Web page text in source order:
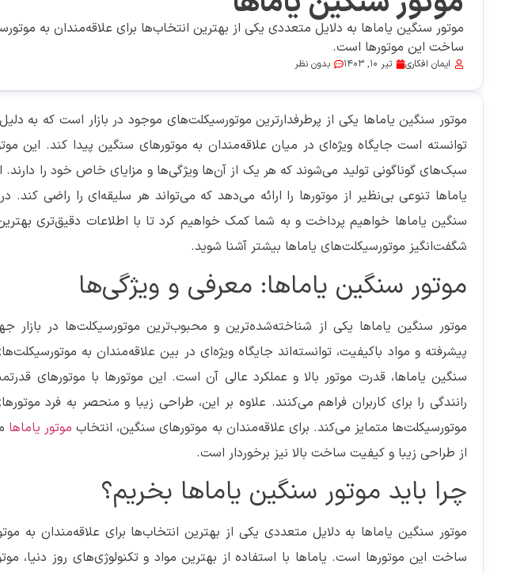
موتور سنگین یاماها به دلایل متعددی یکی از بهترین انتخاب‌ها برای علاقه‌مندان به
ساخت این موتورها است.
ایمان افکاری تیر 10, 1403 بدون نظر
موتور سنگین یاماها یکی از پرطرفدارترین موتورسیکلت‌های موجود در بازار است که به
توانسته است جایگاه ویژه‌ای در میان علاقه‌مندان به موتورهای سنگین پیدا کند. این
سبک‌های گوناگونی تولید می‌شوند که هر یک از آن‌ها ویژگی‌ها و مزایای خاص خود را دارند.
یاماها تنوعی بی‌نظیر از موتورها را ارائه می‌دهد که می‌تواند هر سلیقه‌ای را راضی کند.
سنگین یاماها خواهیم پرداخت و به شما کمک خواهیم کرد تا با اطلاعات دقیق‌تری
شگفت‌انگیز موتورسیکلت‌های یاماها بیشتر آشنا شوید.
موتور سنگین یاماها: معرفی و ویژگی‌ها
موتور سنگین یاماها یکی از شناخته‌شده‌ترین و محبوب‌ترین موتورسیکلت‌ها در بازار
پیشرفته و مواد باکیفیت، توانسته‌اند جایگاه ویژه‌ای در بین علاقه‌مندان به
سنگین یاماها، قدرت موتور بالا و عملکرد عالی آن است. این موتورها با موتورهای
رانندگی را برای کاربران فراهم می‌کنند. علاوه بر این، طراحی زیبا و منحصر به فرد
موتورسیکلت‌ها متمایز می‌کند. برای علاقه‌مندان به موتورهای سنگین، انتخاب موتور یاماها
از طراحی زیبا و کیفیت ساخت بالا نیز برخوردار است.
چرا باید موتور سنگین یاماها بخریم؟
موتور سنگین یاماها به دلایل متعددی یکی از بهترین انتخاب‌ها برای علاقه‌مندان به
ساخت این موتورها است. یاماها با استفاده از بهترین مواد و تکنولوژی‌های روز دنیا،